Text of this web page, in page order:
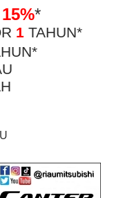
15%*
1TAHUN*